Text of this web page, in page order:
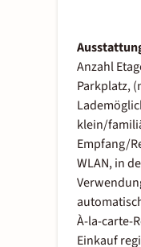
Anzahl
Parkplatz,
klein/
Empfang/
WLAN, in
À-la-carte-
Einkauf